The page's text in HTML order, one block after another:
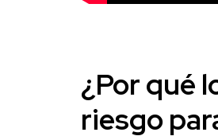
¿Por qué
riesgo